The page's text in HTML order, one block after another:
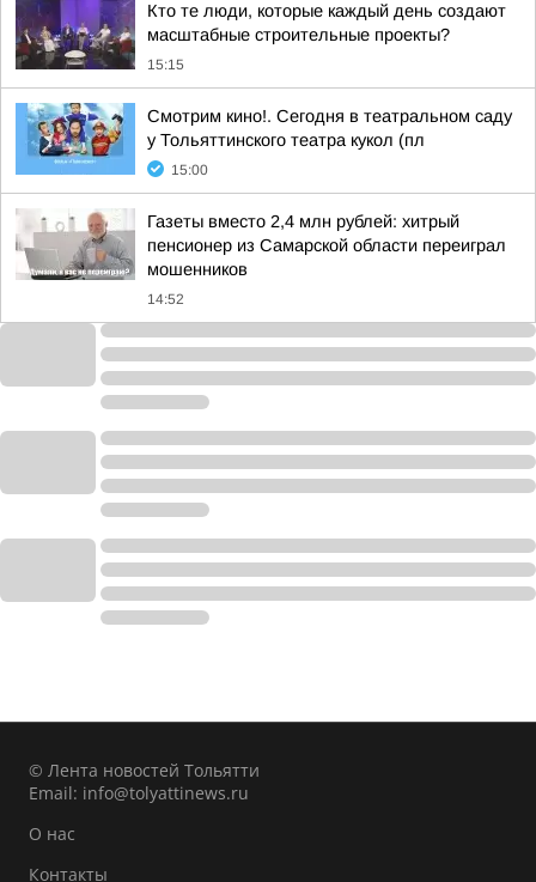
Кто те люди, которые каждый день создают
масштабные строительные проекты?
15:15
Смотрим кино!. Сегодня в театральном саду
у Тольяттинского театра кукол (пл
15:00
Газеты вместо 2,4 млн рублей: хитрый
пенсионер из Самарской области переиграл
мошенников
14:52
© Лента новостей Тольятти
Email: info@tolyattinews.ru
О нас
Контакты